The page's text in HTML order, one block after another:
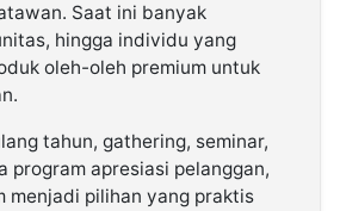
Saat ini banyak
hingga individu yang
oleh-oleh premium untuk
tahun, gathering, seminar,
program apresiasi pelanggan,
menjadi pilihan yang praktis